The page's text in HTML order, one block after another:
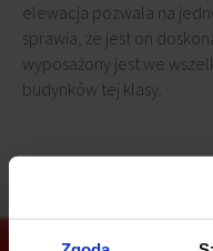
elewacja pozwala na
sprawia, że jest on
wyposażony jest we
budynków tej klasy.